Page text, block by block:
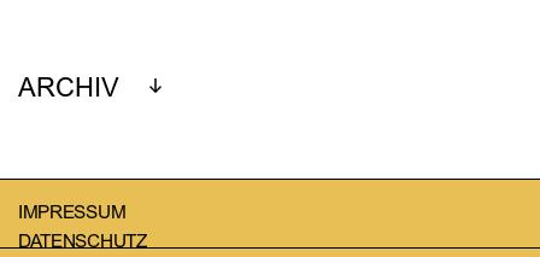
ARCHIV
IMPRESSUM
DATENSCHUTZ